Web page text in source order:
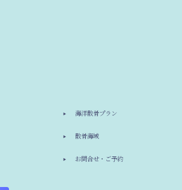
海洋散骨プラン
散骨海域
お問合せ・ご予約